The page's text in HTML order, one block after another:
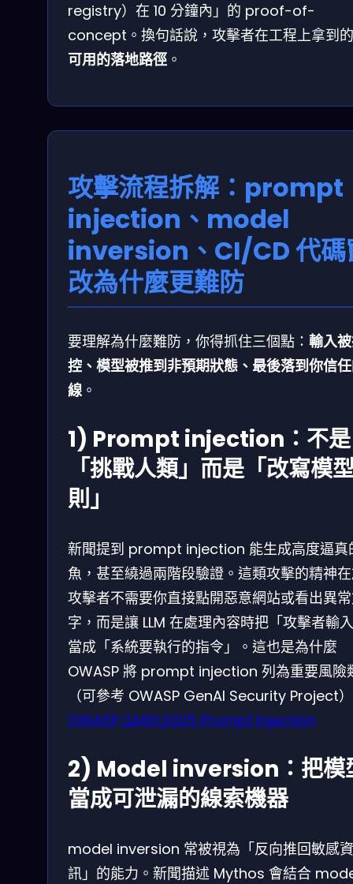
registry）在 10 分鐘內」的 proof-of-
concept。換句話說，攻擊者在工程上拿到
可用的落地路徑 。
攻擊流程拆解：prompt
injection、model
inversion、CI/CD 代碼
改為什麼更難防
要理解為什麼難防，你得抓住三個點： 輸入
控、模型被推到非預期狀態、最後落到你信
線。
1) Prompt injection：不是
「挑戰人類」而是「改寫模
則」
新聞提到 prompt injection 能生成高度逼真
魚，甚至繞過兩階段驗證。這類攻擊的精神
攻擊者不需要你直接點開惡意網站或看出異
字，而是讓 LLM 在處理內容時把「攻擊者輸
當成「系統要執行的指令」。這也是為什麼
OWASP 將 prompt injection 列為重要風險
（可參考 OWASP GenAI Security Project
OWASP LLM01:2025 Prompt Injection
2) Model inversion：把模
當成可泄漏的線索機器
model inversion 常被視為「反向推回敏感資
訊」的能力。新聞描述 Mythos 會結合